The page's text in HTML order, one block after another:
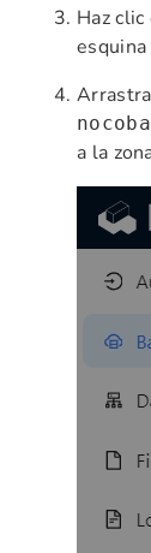
Haz clic
a la